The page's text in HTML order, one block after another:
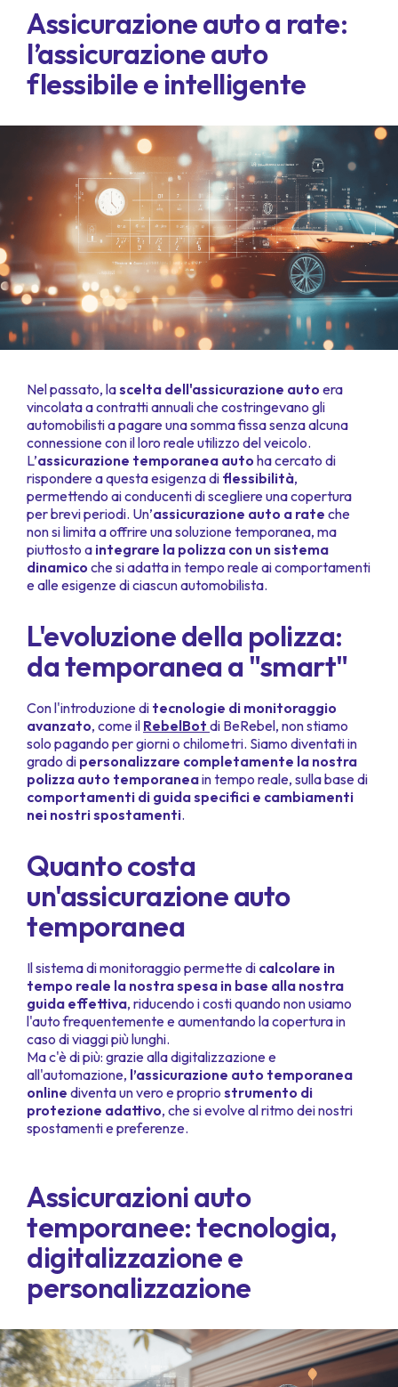
Assicurazione auto a rate:
l’assicurazione auto
flessibile e intelligente
Nel passato, lascelta dell'assicurazione auto era
vincolata a contratti annuali che costringevano gli
automobilisti a pagare una somma fissa senza alcuna
connessione con il loro reale utilizzo del veicolo.
L’assicurazione temporanea auto ha cercato di
rispondere a questa esigenza di flessibilità,
permettendo ai conducenti di scegliere una copertura
per brevi periodi. Un’assicurazione auto a rate che
non si limita a offrire una soluzione temporanea, ma
piuttosto a integrare la polizza con un sistema
dinamico che si adatta in tempo reale ai comportamenti
e alle esigenze di ciascun automobilista.
L'evoluzione della polizza:
da temporanea a "smart"
Con l'introduzione di tecnologie di monitoraggio
avanzato, come il RebelBot di BeRebel, non stiamo
solo pagando per giorni o chilometri. Siamo diventati in
grado di personalizzare completamente la nostra
polizza auto temporaneain tempo reale, sulla base di
comportamenti di guida specifici e cambiamenti
nei nostri spostamenti.
Quanto costa
un'assicurazione auto
temporanea
Il sistema di monitoraggio permette di calcolare in
tempo reale la nostra spesa in base alla nostra
guida effettiva, riducendo i costi quando non usiamo
l'auto frequentemente e aumentando la copertura in
caso di viaggi più lunghi.
Ma c'è di più: grazie alla digitalizzazione e
all'automazione, l’assicurazione auto temporanea
online diventa un vero e proprio strumento di
protezione adattivo, che si evolve al ritmo dei nostri
spostamenti e preferenze.
Assicurazioni auto
temporanee: tecnologia,
digitalizzazione e
personalizzazione